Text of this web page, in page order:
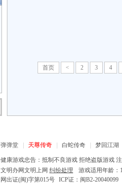
首页 < 2 3 4
弹弹堂 天尊传奇 白蛇传奇 梦回江湖
健康游戏忠告：抵制不良游戏 拒绝盗版游戏
文明办网文明上网 纠纷处理 游戏适用年龄：
网出证(闽)字第015号 ICP证：闽B2-20040099